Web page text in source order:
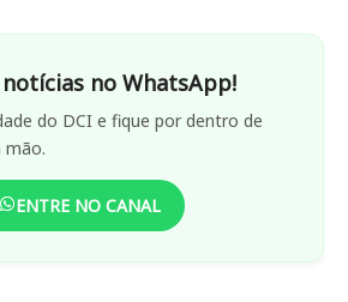
notícias no WhatsApp!
do DCI e fique por dentro de
mão.
ENTRE NO CANAL